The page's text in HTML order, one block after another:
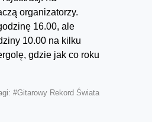
organizatorzy.
16.00, ale
10.00 na kilku
gdzie jak co roku
#Gitarowy Rekord Świata